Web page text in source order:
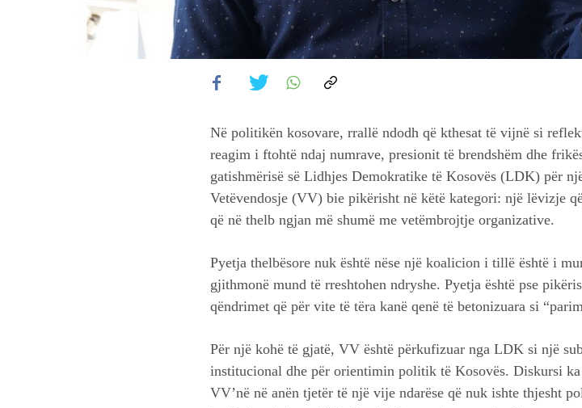
Në politikën kosovare, rrallë ndodh që kthesat të vijnë si
reagim i ftohtë ndaj numrave, presionit të brendshëm dhe
gatishmërisë së Lidhjes Demokratike të Kosovës (LDK) për
Vetëvendosje (VV) bie pikërisht në këtë kategori: një lëvizje
që në thelb ngjan më shumë me vetëmbrojtje organizative.
Pyetja thelbësore nuk është nëse një koalicion i tillë është i
gjithmonë mund të rreshtohen ndryshe. Pyetja është pse
qëndrimet që për vite të tëra kanë qenë të betonizuara si
Për një kohë të gjatë, VV është përkufizuar nga LDK si një
institucional dhe për orientimin politik të Kosovës. Diskursi ka
VV’në në anën tjetër të një vije ndarëse që nuk ishte thjesht